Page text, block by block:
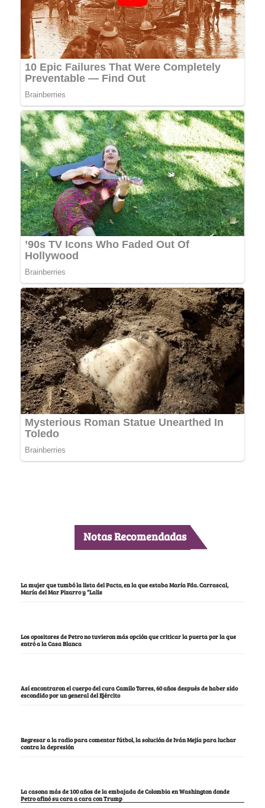
Notas Recomendadas
La mujer que tumbó la lista del Pacto, en la que estaba María Fda. Carrascal,
María del Mar Pizarro y “Lalis
Los opositores de Petro no tuvieron más opción que criticar la puerta por la que
entró a la Casa Blanca
Así encontraron el cuerpo del cura Camilo Torres, 60 años después de haber sido
escondido por un general del Ejército
Regresar a la radio para comentar fútbol, la solución de Iván Mejía para luchar
contra la depresión
La casona más de 100 años de la embajada de Colombia en Washington donde
Petro afinó su cara a cara con Trump